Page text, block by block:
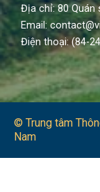
Địa chỉ: 80 Quán
Email:
Điện thoại: (84-
© Trung tâm
Nam